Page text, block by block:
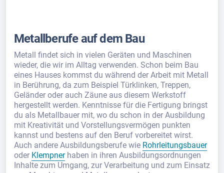
Metallberufe auf dem Bau
Metall findet sich in vielen Geräten und Maschinen
wieder, die wir im Alltag verwenden. Schon beim Bau
eines Hauses kommst du während der Arbeit mit Metall
in Berührung, da zum Beispiel Türklinken, Treppen,
Geländer oder auch Zäune aus diesem Werkstoff
hergestellt werden. Kenntnisse für die Fertigung bringst
du als Metallbauer mit, wo du schon in der Ausbildung
mit Kreativität und Vorstellungsvermögen punkten
kannst und bestens auf den Beruf vorbereitet wirst.
Auch andere Ausbildungsberufe wie Rohrleitungsbauer
oder Klempnerhaben in ihren Ausbildungsordnungen
Inhalte zum Umgang, zur Verarbeitung und zum Einsatz